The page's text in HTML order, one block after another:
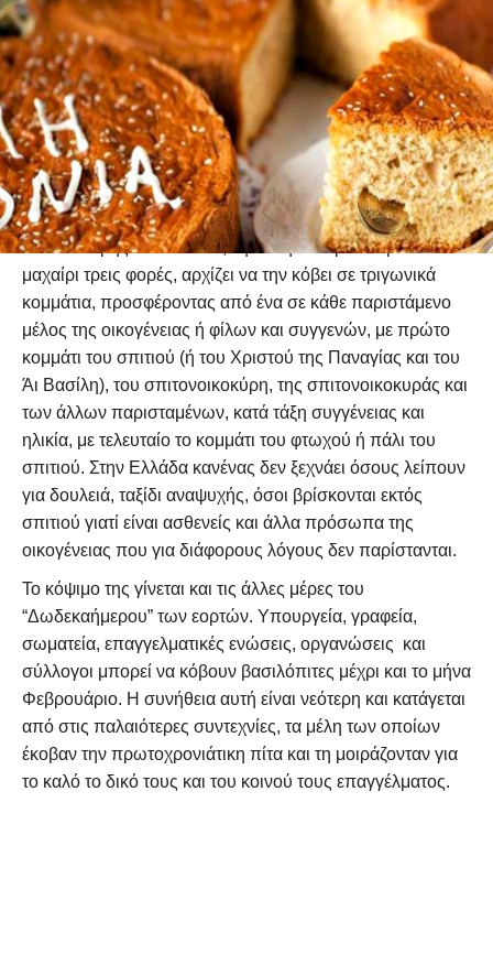
Η βασιλόπιτα και το έθιμο
Τα μεσάνυχτα, για την αλλαγή του χρόνου, σβήνουν τα
φώτα και μετά από ένα λεπτό ανάβουν ξανά και όλοι όσοι
βρίσκονται μαζί εύχονται δίνουν ευχές για υγεία,
μακροημέρευση, τύχη και ευτυχία για τη νέα χρονιά.Η
Βασιλόπιτα, κατά το ελληνικό έθιμο, μπαίνει στο τραπέζι
και κόβεται στο σπίτι αμέσως μόλις μπει ο νέος χρόνος.
Ο νοικοκύρης του σπιτιού, αφού τη σταυρώσει με το
μαχαίρι τρεις φορές, αρχίζει να την κόβει σε τριγωνικά
κομμάτια, προσφέροντας από ένα σε κάθε παριστάμενο
μέλος της οικογένειας ή φίλων και συγγενών, με πρώτο
κομμάτι του σπιτιού (ή του Χριστού της Παναγίας και του
Άι Βασίλη), του σπιτονοικοκύρη, της σπιτονοικοκυράς και
των άλλων παρισταμένων, κατά τάξη συγγένειας και
ηλικία, με τελευταίο το κομμάτι του φτωχού ή πάλι του
σπιτιού. Στην Ελλάδα κανένας δεν ξεχνάει όσους λείπουν
για δουλειά, ταξίδι αναψυχής, όσοι βρίσκονται εκτός
σπιτιού γιατί είναι ασθενείς και άλλα πρόσωπα της
οικογένειας που για διάφορους λόγους δεν παρίστανται.
Το κόψιμο της γίνεται και τις άλλες μέρες του
“Δωδεκαήμερου” των εορτών. Υπουργεία, γραφεία,
σωματεία, επαγγελματικές ενώσεις, οργανώσεις και
σύλλογοι μπορεί να κόβουν βασιλόπιτες μέχρι και το μήνα
Φεβρουάριο. Η συνήθεια αυτή είναι νεότερη και κατάγεται
από στις παλαιότερες συντεχνίες, τα μέλη των οποίων
έκοβαν την πρωτοχρονιάτικη πίτα και τη μοιράζονταν για
το καλό το δικό τους και του κοινού τους επαγγέλματος.